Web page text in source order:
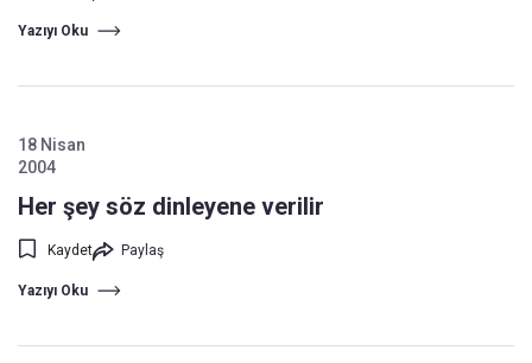
Yazıyı Oku
18 Nisan
2004
Her şey söz dinleyene verilir
Kaydet Paylaş
Yazıyı Oku